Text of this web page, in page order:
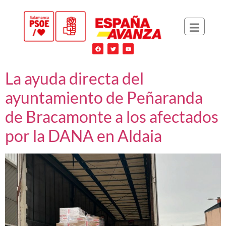
La ayuda directa del
ayuntamiento de Peñaranda
de Bracamonte a los afectados
por la DANA en Aldaia